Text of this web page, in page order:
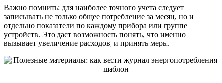
Важно помнить: для наиболее точного учета следует
записывать не только общее потребление за месяц, но и
отдельно показатели по каждому прибора или группе
устройств. Это даст возможность понять, что именно
вызывает увеличение расходов, и принять меры.